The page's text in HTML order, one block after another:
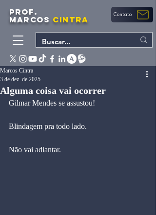
PROF.
MARCOS CINTRA Contato
Alguma coisa vai ocorrer
Marcos Cintra
3 de dez. de 2025
Gilmar Mendes se assustou!
Blindagem pra todo lado.
Não vai adiantar.